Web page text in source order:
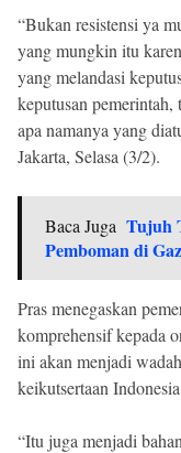
“Bukan resistensi ya
yang mungkin itu
yang melandasi
keputusan
apa namanya yang
Jakarta, Selasa (3/2).
Baca Juga Tujuh
Pemboman di
Pras menegaskan
komprehensif kepada
ini akan menjadi
keikutsertaan
“Itu juga menjadi